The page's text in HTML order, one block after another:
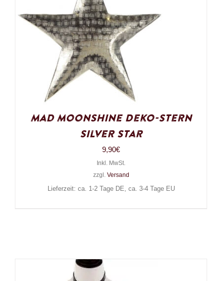
Mad Moonshine Deko-Stern
Silver Star
9,90€
Inkl. MwSt.
zzgl. Versand
Lieferzeit: ca. 1-2 Tage DE, ca. 3-4 Tage EU